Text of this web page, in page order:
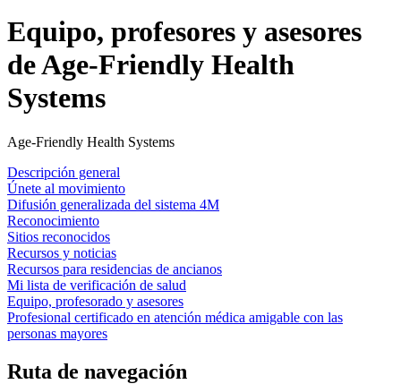
Equipo, profesores y asesores
de Age-Friendly Health
Systems
Age-Friendly Health Systems
Descripción general
Únete al movimiento
Difusión generalizada del sistema 4M
Reconocimiento
Sitios reconocidos
Recursos y noticias
Recursos para residencias de ancianos
Mi lista de verificación de salud
Equipo, profesorado y asesores
Profesional certificado en atención médica amigable con las
personas mayores
Ruta de navegación